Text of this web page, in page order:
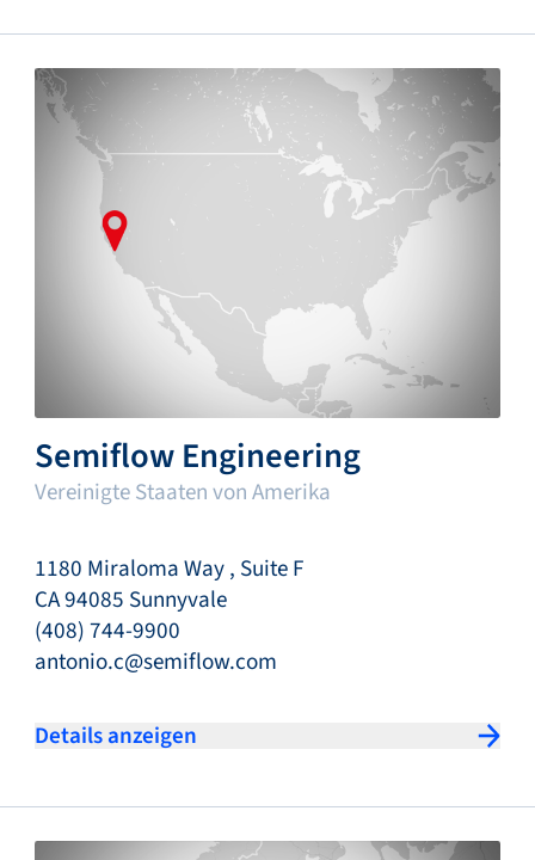
Semiflow Engineering
Vereinigte Staaten von Amerika
1180 Miraloma Way , Suite F
CA 94085 Sunnyvale
(408) 744-9900
antonio.c@semiflow.com
Details anzeigen